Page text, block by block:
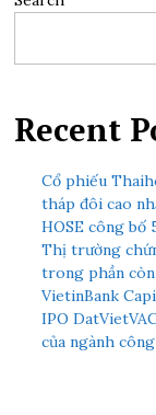
Recent
Cổ phiếu
tháp đôi cao
HOSE công bố
Thị trường
trong phần còn
VietinBank
IPO
của ngành